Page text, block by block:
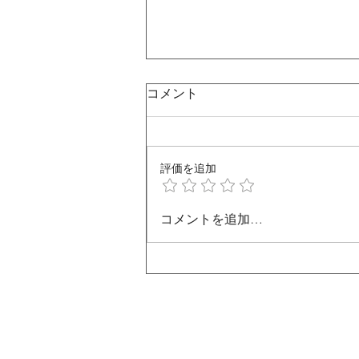
夏を感じる社内の出来事
コメント
評価を追加
コメントを追加…